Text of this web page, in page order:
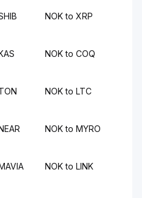
NOK to XRP
NOK to COQ
NOK to LTC
NOK to MYRO
NOK to LINK